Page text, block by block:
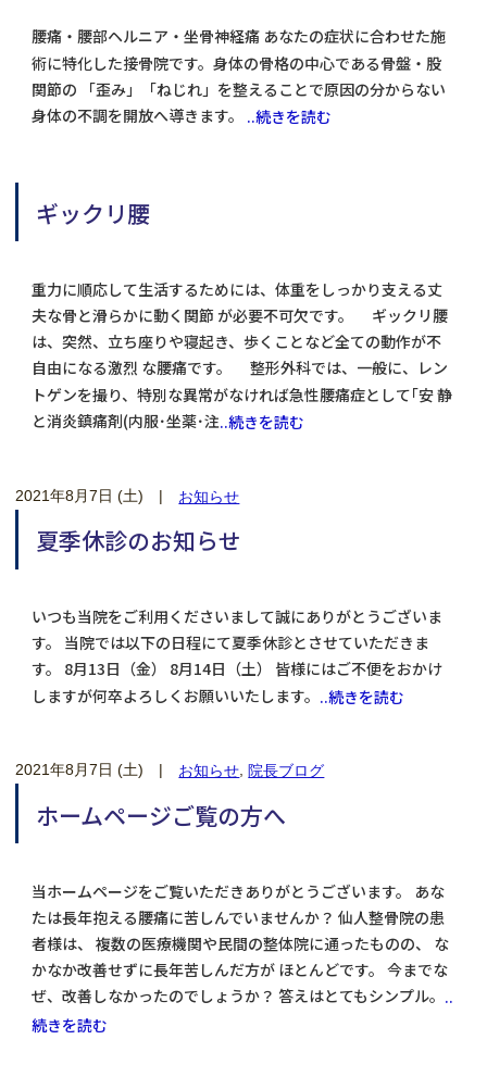
腰痛・腰部ヘルニア・坐骨神経痛 あなたの症状に合わせた施
術に特化した接骨院です。身体の骨格の中心である骨盤・股
関節の 「歪み」「ねじれ」を整えることで原因の分からない
身体の不調を開放へ導きます。 ..続きを読む
ギックリ腰
重力に順応して生活するためには、体重をしっかり支える丈
夫な骨と滑らかに動く関節 が必要不可欠です。 ギックリ腰
は、突然、立ち座りや寝起き、歩くことなど全ての動作が不
自由になる激烈 な腰痛です。 整形外科では、一般に、レン
トゲンを撮り、特別な異常がなければ急性腰痛症として｢安 静
と消炎鎮痛剤(内服･坐薬･注..続きを読む
2021年8月7日 (土) お知らせ
夏季休診のお知らせ
いつも当院をご利用くださいまして誠にありがとうございま
す。 当院では以下の日程にて夏季休診とさせていただきま
す。 8月13日（金） 8月14日（土） 皆様にはご不便をおかけ
しますが何卒よろしくお願いいたします。 ..続きを読む
2021年8月7日 (土) お知らせ, 院長ブログ
ホームページご覧の方へ
当ホームページをご覧いただきありがとうございます。 あな
たは長年抱える腰痛に苦しんでいませんか？ 仙人整骨院の患
者様は、 複数の医療機関や民間の整体院に通ったものの、 な
かなか改善せずに長年苦しんだ方が ほとんどです。 今までな
ぜ、改善しなかったのでしょうか？ 答えはとてもシンプル。 ..
続きを読む